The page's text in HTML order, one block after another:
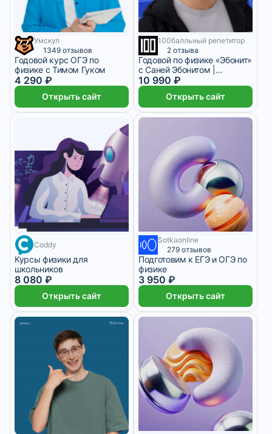
1 073 ₽/мес
Умскул
1349 отзывов
Годовой курс ОГЭ по
физике с Тимом Гуком
4 290 ₽
Открыть сайт
9 месяцев
100балльный репетитор
2 отзыва
Годовой по физике «Эбонит»
с Саней Эбонитом |
ЕГЭ-2026/2027
10 990 ₽
Открыть сайт
Coddy
Курсы физики для
школьников
8 080 ₽
Открыть сайт
1 месяцSotkaonline
279 отзывов
Подготовим к ЕГЭ и ОГЭ по
физике
3 950 ₽
Открыть сайт